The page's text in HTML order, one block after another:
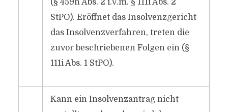
(§ 459h Abs. 2 i.V.m. § 111i Abs. 2
StPO). Eröffnet das Insolvenzgericht
das Insolvenzverfahren, treten die
zuvor beschriebenen Folgen ein (§
111i Abs. 1 StPO).
Kann ein Insolvenzantrag nicht